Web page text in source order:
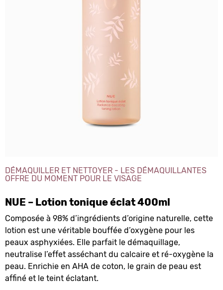
DÉMAQUILLER ET NETTOYER - LES DÉMAQUILLANTES
OFFRE DU MOMENT POUR LE VISAGE
NUE – Lotion tonique éclat 400ml
Composée à 98% d’ingrédients d’origine naturelle, cette
lotion est une véritable bouffée d’oxygène pour les
peaux asphyxiées. Elle parfait le démaquillage,
neutralise l’effet asséchant du calcaire et ré-oxygène la
peau. Enrichie en AHA de coton, le grain de peau est
affiné et le teint éclatant.